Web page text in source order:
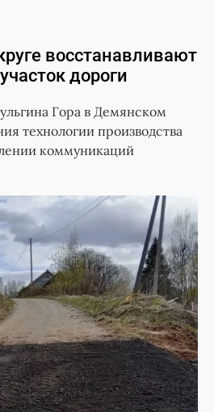
восстанавливают
дороги
Гора в Демянском
технологии производства
коммуникаций